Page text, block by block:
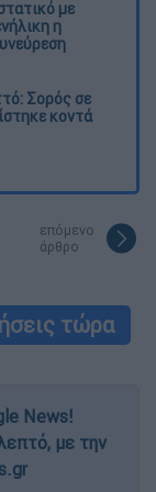
με
η
Σορός σε
κοντά
επόμενο
άρθρο
τώρα
News!
με την